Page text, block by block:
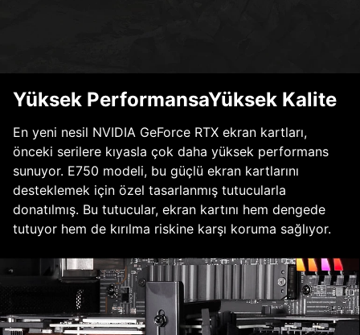
Yüksek PerformansaYüksek Kalite
En yeni nesil NVIDIA GeForce RTX ekran kartları,
önceki serilere kıyasla çok daha yüksek performans
sunuyor. E750 modeli, bu güçlü ekran kartlarını
desteklemek için özel tasarlanmış tutucularla
donatılmış. Bu tutucular, ekran kartını hem dengede
tutuyor hem de kırılma riskine karşı koruma sağlıyor.